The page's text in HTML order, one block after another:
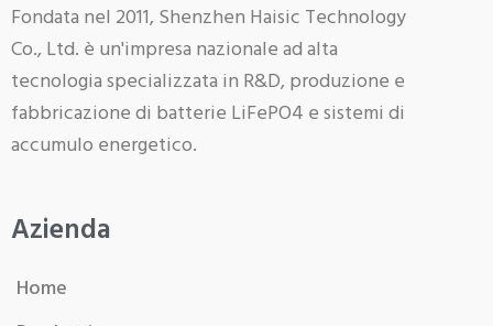
Fondata nel 2011, Shenzhen Haisic Technology
Co., Ltd. è un'impresa nazionale ad alta
tecnologia specializzata in R&D, produzione e
fabbricazione di batterie LiFePO4 e sistemi di
accumulo energetico.
Azienda
Home